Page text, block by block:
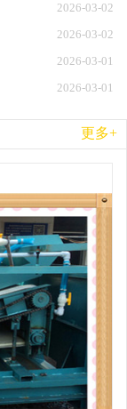
2026-03-02
2026-03-02
2026-03-01
2026-03-01
更多+